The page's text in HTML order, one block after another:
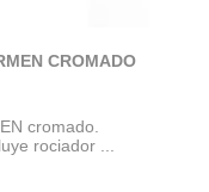
CROMADO
cromado.
rociador ...